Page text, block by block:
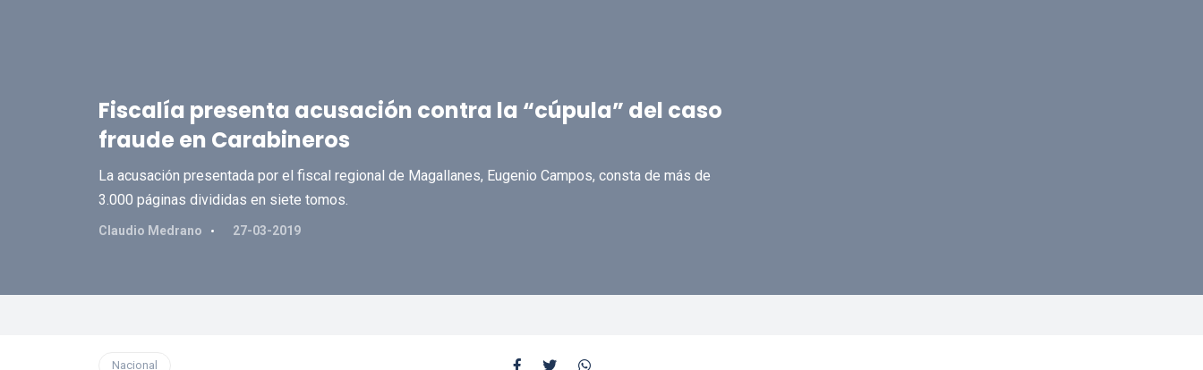
Fiscalía presenta acusación contra la “cúpula” del caso
fraude en Carabineros
La acusación presentada por el fiscal regional de Magallanes, Eugenio Campos, consta de más de
3.000 páginas divididas en siete tomos.
Claudio Medrano 27-03-2019
Nacional